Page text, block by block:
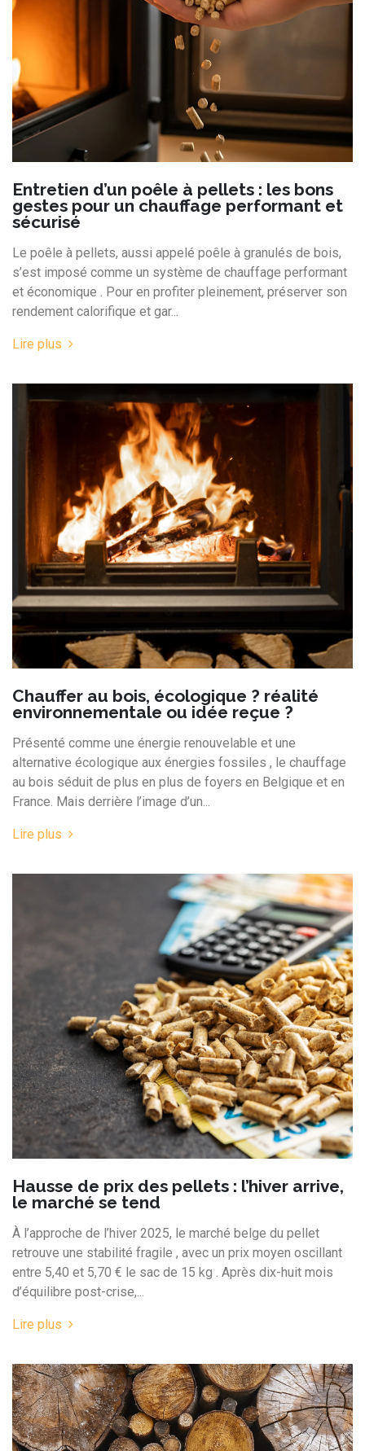
Entretien d’un poêle à pellets : les bons
gestes pour un chauffage performant et
sécurisé
Le poêle à pellets, aussi appelé poêle à granulés de bois,
s’est imposé comme un système de chauffage performant
et économique . Pour en profiter pleinement, préserver son
rendement calorifique et gar...
Lire plus
Chauffer au bois, écologique ? réalité
environnementale ou idée reçue ?
Présenté comme une énergie renouvelable et une
alternative écologique aux énergies fossiles , le chauffage
au bois séduit de plus en plus de foyers en Belgique et en
France. Mais derrière l’image d’un...
Lire plus
Hausse de prix des pellets : l’hiver arrive,
le marché se tend
À l’approche de l’hiver 2025, le marché belge du pellet
retrouve une stabilité fragile , avec un prix moyen oscillant
entre 5,40 et 5,70 € le sac de 15 kg . Après dix-huit mois
d’équilibre post-crise,...
Lire plus